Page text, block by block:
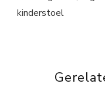
kinderstoel